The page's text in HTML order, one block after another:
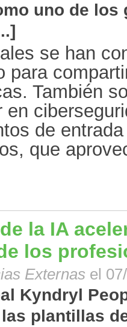
uno de los
se han
para
También
de
que
la IA
los
Externas el
Kyndryl
plantillas